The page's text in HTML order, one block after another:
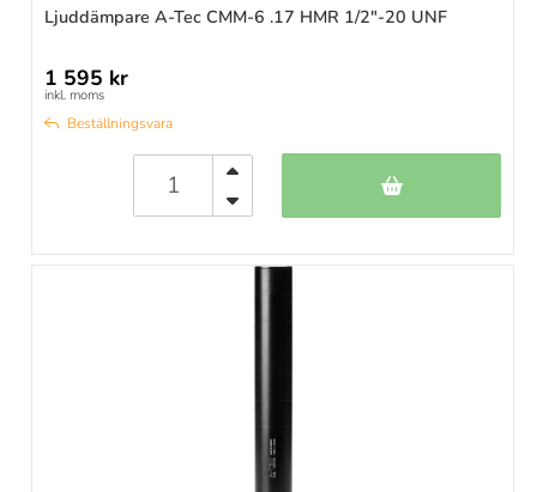
Ljuddämpare A-Tec CMM-6 .17 HMR 1/2"-20 UNF
1 595 kr
inkl. moms
Beställningsvara